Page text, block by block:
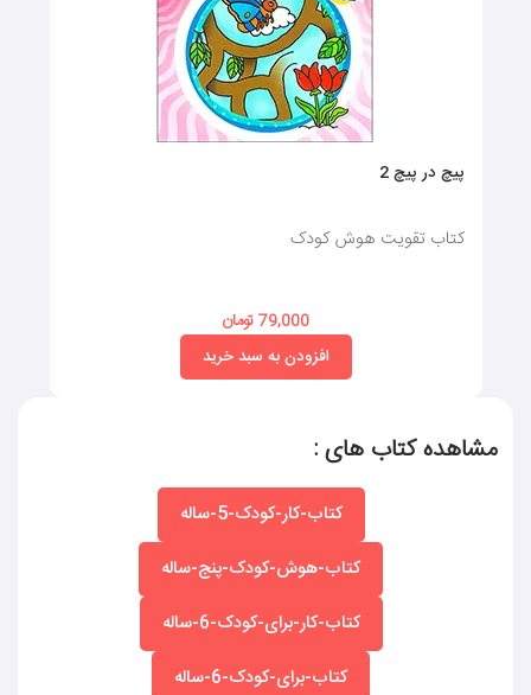
پیچ در پیچ 2
کتاب تقویت هوش کودک
79,000 تومان
افزودن به سبد خرید
مشاهده کتاب های :
کتاب-کار-کودک-5-ساله
کتاب-هوش-کودک-پنج-ساله
کتاب-کار-برای-کودک-6-ساله
کتاب-برای-کودک-6-ساله